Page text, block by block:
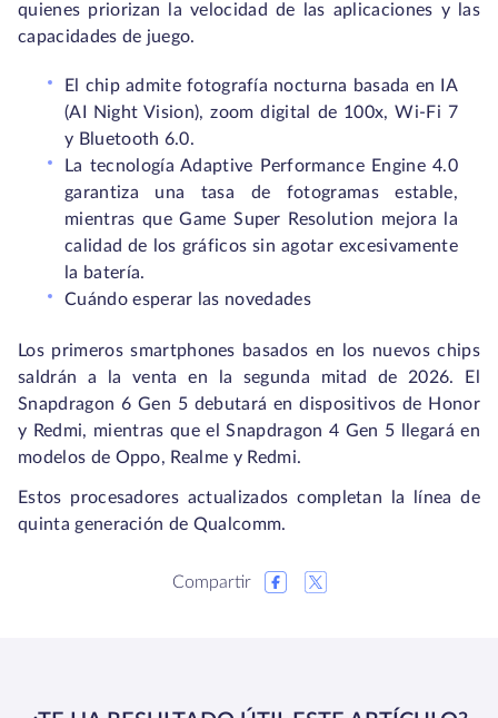
quienes priorizan la velocidad de las aplicaciones y las
capacidades de juego.
El chip admite fotografía nocturna basada en IA
(AI Night Vision), zoom digital de 100x, Wi-Fi 7
y Bluetooth 6.0.
La tecnología Adaptive Performance Engine 4.0
garantiza una tasa de fotogramas estable,
mientras que Game Super Resolution mejora la
calidad de los gráficos sin agotar excesivamente
la batería.
Cuándo esperar las novedades
Los primeros smartphones basados en los nuevos chips
saldrán a la venta en la segunda mitad de 2026. El
Snapdragon 6 Gen 5 debutará en dispositivos de Honor
y Redmi, mientras que el Snapdragon 4 Gen 5 llegará en
modelos de Oppo, Realme y Redmi.
Estos procesadores actualizados completan la línea de
quinta generación de Qualcomm.
Compartir